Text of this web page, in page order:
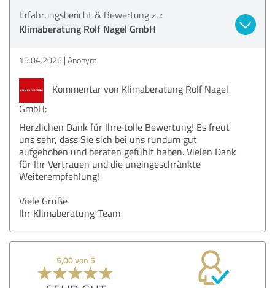
Erfahrungsbericht & Bewertung zu:
Klimaberatung Rolf Nagel GmbH
15.04.2026 Anonym
Kommentar von Klimaberatung Rolf Nagel
GmbH:
Herzlichen Dank für Ihre tolle Bewertung! Es freut
uns sehr, dass Sie sich bei uns rundum gut
aufgehoben und beraten gefühlt haben. Vielen Dank
für Ihr Vertrauen und die uneingeschränkte
Weiterempfehlung!
Viele Grüße
Ihr Klimaberatung-Team
5,00 von 5